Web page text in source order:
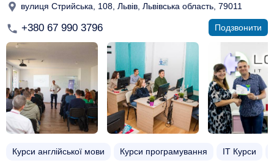
вулиця Стрийська, 108, Львів, Львівська область, 79011
+380 67 990 3796 Подзвонити
Курси англійської мови Курси програмування ІТ Курси